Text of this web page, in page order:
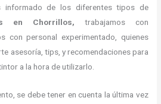
informado de los diferentes tipos de
en Chorrillos, trabajamos con
con personal experimentado, quienes
asesoría, tips, y recomendaciones para
a la hora de utilizarlo.
se debe tener en cuenta la última vez